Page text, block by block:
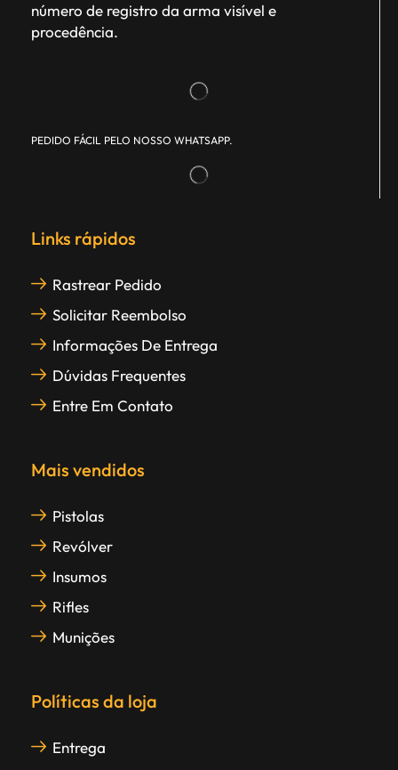
número de registro da arma visível e
procedência.
PEDIDO FÁCIL PELO NOSSO WHATSAPP.
Links rápidos
Rastrear Pedido
Solicitar Reembolso
Informações De Entrega
Dúvidas Frequentes
Entre Em Contato
Mais vendidos
Pistolas
Revólver
Insumos
Rifles
Munições
Políticas da loja
Entrega